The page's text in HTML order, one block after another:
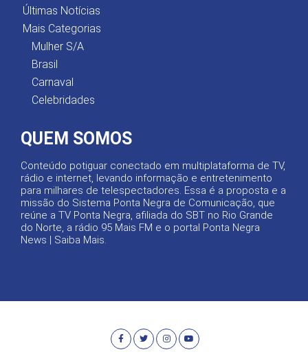
Últimas Notícias
Mais Categorias
Mulher S/A
Brasil
Carnaval
Celebridades
QUEM SOMOS
Conteúdo potiguar conectado em multiplataforma de TV,
rádio e internet, levando informação e entretenimento
para milhares de telespectadores. Essa é a proposta e a
missão do Sistema Ponta Negra de Comunicação, que
reúne a TV Ponta Negra, afiliada do SBT no Rio Grande
do Norte, a rádio 95 Mais FM e o portal Ponta Negra
News | Saiba Mais.